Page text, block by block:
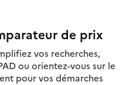
de prix
vos recherches,
ou orientez-vous sur le
pour vos démarches